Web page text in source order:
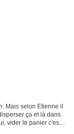
Mais selon Etienne il
ça et là dans
vider le panier c'est